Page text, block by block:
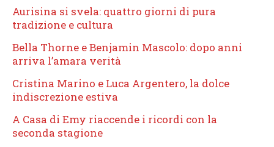
Aurisina si svela: quattro giorni di pura
tradizione e cultura
Bella Thorne e Benjamin Mascolo: dopo anni
arriva l’amara verità
Cristina Marino e Luca Argentero, la dolce
indiscrezione estiva
A Casa di Emy riaccende i ricordi con la
seconda stagione